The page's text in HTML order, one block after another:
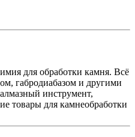
для обработки камня. Всё
габродиабазом и другими
инструмент,
товары для камнеобработки